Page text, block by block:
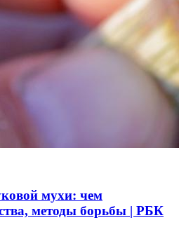
мухи: чем
методы борьбы | РБК